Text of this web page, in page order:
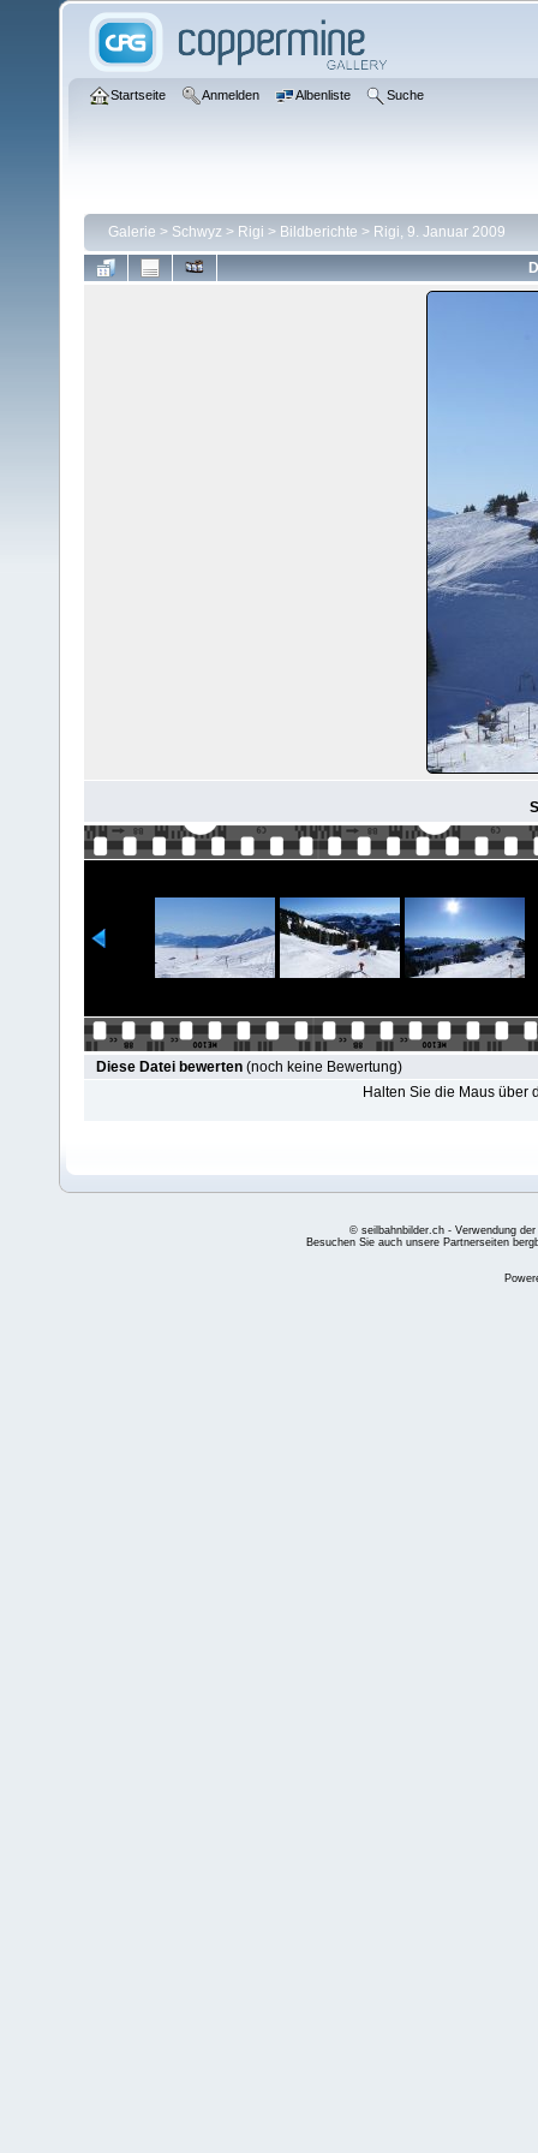
Startseite Anmelden Albenliste Suche
Galerie > Schwyz > Rigi > Bildberichte > Rigi, 9. Januar 2009
Diese Datei bewerten (noch keine Bewertung)
Halten Sie die Maus über
© seilbahnbilder.ch - Verwendung
Besuchen Sie auch unsere Partnerseiten